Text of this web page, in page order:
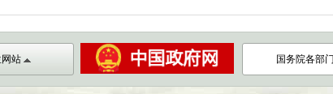
站 国务院各部